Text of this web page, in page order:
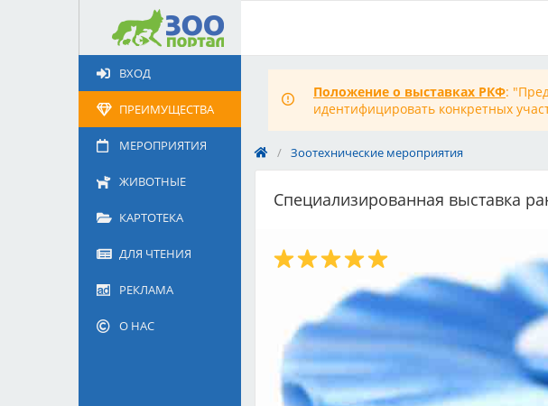
ВХОД
ПРЕИМУЩЕСТВА
МЕРОПРИЯТИЯ
ЖИВОТНЫЕ
КАРТОТЕКА
ДЛЯ ЧТЕНИЯ
РЕКЛАМА
О НАС
Положение о выставках РКФ:
идентифицировать конкретных
/ Зоотехнические мероприятия
Специализированная выставка
Животное
Щенка по коду метрики
Обращение